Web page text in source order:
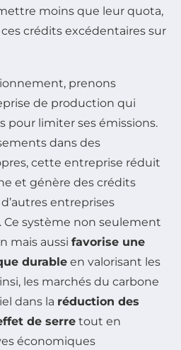
moins que leur quota,
crédits excédentaires sur
prenons
de production qui
pour limiter ses émissions.
dans des
cette entreprise réduit
et génère des crédits
entreprises
Ce système non seulement
mais aussi favorise une
durable en valorisant les
les marchés du carbone
dans la réduction des
de serre tout en
économiques